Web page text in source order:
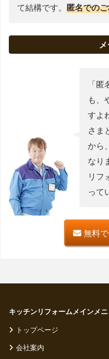
て結構です。 匿名での
「
も、
すよ
さま
から
なり
リフ
って
無料
キッチンリフォームメインメ
トップページ
会社案内